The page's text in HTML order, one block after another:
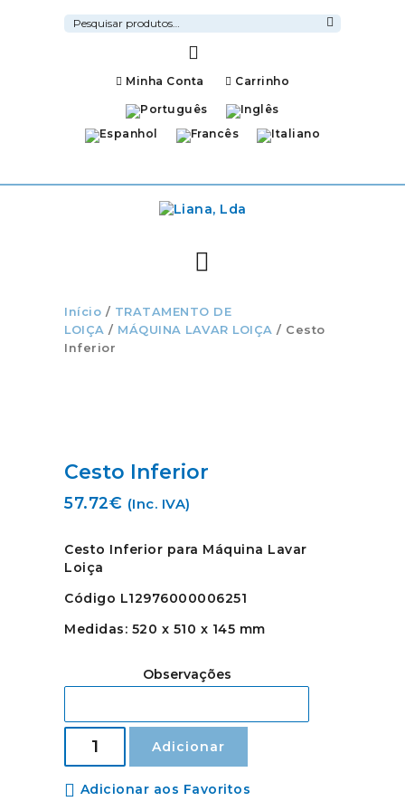
Pesquisar
por:
Minha Conta Carrinho
Início / TRATAMENTO DE
LOIÇA / MÁQUINA LAVAR LOIÇA / Cesto
Inferior
Cesto Inferior
57.72€ (Inc. IVA)
Cesto Inferior para Máquina Lavar
Loiça
Código L12976000006251
Medidas: 520 x 510 x 145 mm
Observações
Cesto
Inferior
Adicionar
Adicionar aos Favoritos